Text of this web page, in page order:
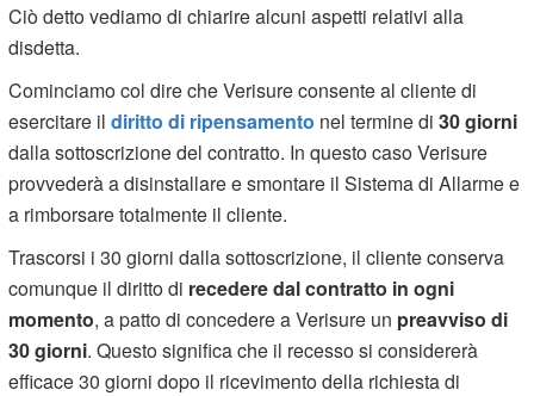
Ciò detto vediamo di chiarire alcuni aspetti relativi alla
disdetta.
Cominciamo col dire che Verisure consente al cliente di
esercitare ildiritto di ripensamento nel termine di30 giorni
dalla sottoscrizione del contratto. In questo caso Verisure
provvederà a disinstallare e smontare il Sistema di Allarme e
a rimborsare totalmente il cliente.
Trascorsi i 30 giorni dalla sottoscrizione, il cliente conserva
comunque il diritto di recedere dal contratto in ogni
momento, a patto di concedere a Verisure un preavviso di
30 giorni. Questo significa che il recesso si considererà
efficace 30 giorni dopo il ricevimento della richiesta di